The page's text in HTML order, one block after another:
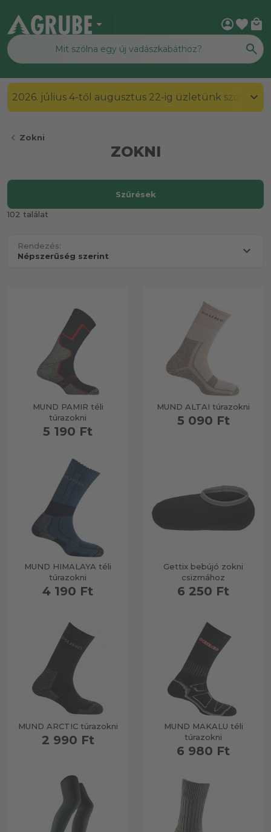
arrow_drop_down account_circlefavorite local_mall
2026. július 4-től augusztus 22-ig üzletünk
chevron_left Zokni
ZOKNI
102 találat
Rendezés:
MUND PAMIR téli
túrazokni
5 190 Ft
MUND ALTAI túrazokni
5 090 Ft
MUND HIMALAYA téli
túrazokni
4 190 Ft
Gettix bebújó zokni
csizmához
6 250 Ft
MUND ARCTIC túrazokni
2 990 Ft
MUND MAKALU téli
túrazokni
6 980 Ft
Szűrések